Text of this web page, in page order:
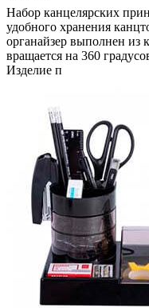
Набор канцелярских
удобного хранения
органайзер выполнен из
вращается на 360
Изделие п